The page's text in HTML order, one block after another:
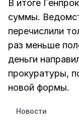
В итоге
суммы.
перечислили
раз меньше
деньги
прокуратуры,
новой формы.
Новости